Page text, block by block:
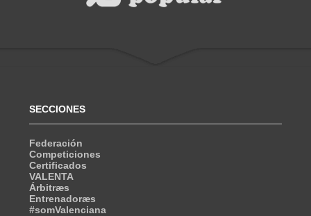
SECCIONES
Federación
Competiciones
Certificados
VALENTA
Árbitræs
Entrenadoræs
#somValenciana